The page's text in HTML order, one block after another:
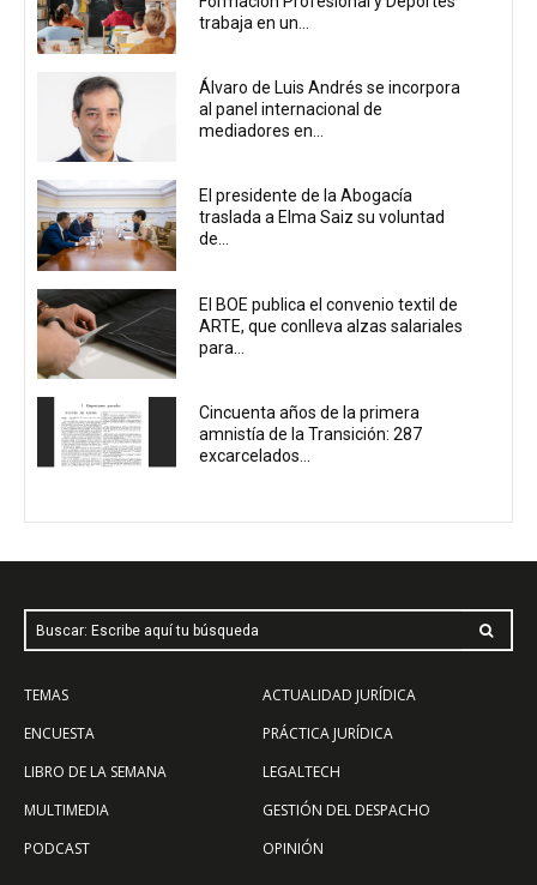
trabaja en un...
Álvaro de Luis Andrés se incorpora
al panel internacional de
mediadores en...
El presidente de la Abogacía
traslada a Elma Saiz su voluntad
de...
El BOE publica el convenio textil de
ARTE, que conlleva alzas salariales
para...
Cincuenta años de la primera
amnistía de la Transición: 287
excarcelados...
Buscar: Escribe aquí tu búsqueda
TEMAS
ENCUESTA
LIBRO DE LA SEMANA
MULTIMEDIA
PODCAST
ACTUALIDAD JURÍDICA
PRÁCTICA JURÍDICA
LEGALTECH
GESTIÓN DEL DESPACHO
OPINIÓN